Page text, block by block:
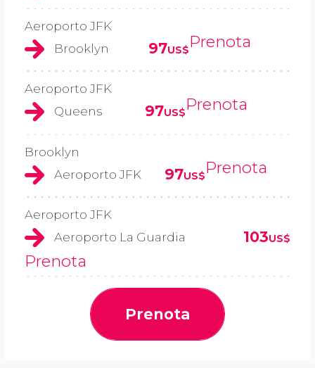
Aeroporto JFK
Brooklyn
97US$Prenota
Aeroporto JFK
Queens
97US$Prenota
Brooklyn
Aeroporto JFK
97US$Prenota
Aeroporto JFK
Aeroporto La Guardia
103US$
Prenota
Prenota